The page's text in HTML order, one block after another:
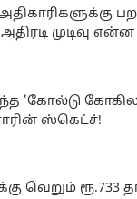
முடிவு என்ன
'கோல்டு
ஸ்கெட்ச்!
வெறும்